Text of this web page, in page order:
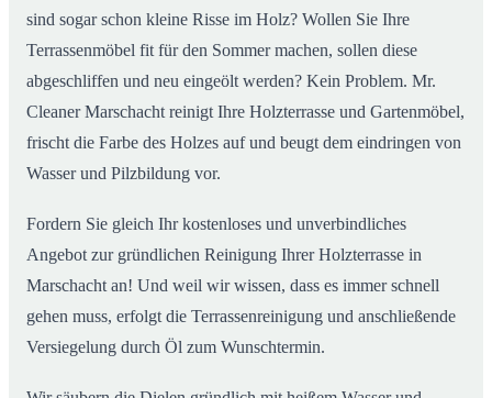
sind sogar schon kleine Risse im Holz? Wollen Sie Ihre
Terrassenmöbel fit für den Sommer machen, sollen diese
abgeschliffen und neu eingeölt werden? Kein Problem. Mr.
Cleaner Marschacht reinigt Ihre Holzterrasse und Gartenmöbel,
frischt die Farbe des Holzes auf und beugt dem eindringen von
Wasser und Pilzbildung vor.
Fordern Sie gleich Ihr kostenloses und unverbindliches
Angebot zur gründlichen Reinigung Ihrer Holzterrasse in
Marschacht an! Und weil wir wissen, dass es immer schnell
gehen muss, erfolgt die Terrassenreinigung und anschließende
Versiegelung durch Öl zum Wunschtermin.